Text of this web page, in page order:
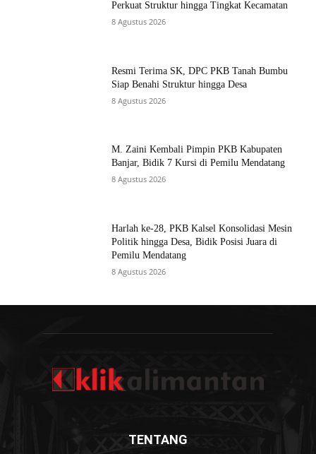
Perkuat Struktur hingga Tingkat Kecamatan
8 Agustus 2026
Resmi Terima SK, DPC PKB Tanah Bumbu
Siap Benahi Struktur hingga Desa
8 Agustus 2026
M. Zaini Kembali Pimpin PKB Kabupaten
Banjar, Bidik 7 Kursi di Pemilu Mendatang
8 Agustus 2026
Harlah ke-28, PKB Kalsel Konsolidasi Mesin
Politik hingga Desa, Bidik Posisi Juara di
Pemilu Mendatang
8 Agustus 2026
TENTANG